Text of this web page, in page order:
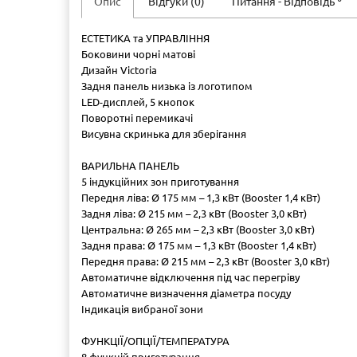
ЕСТЕТИКА та УПРАВЛІННЯ
Боковини чорні матові
Дизайн Victoria
Задня панель низька із логотипом
LED-дисплей, 5 кнопок
Поворотні перемикачі
Висувна скринька для зберігання
ВАРИЛЬНА ПАНЕЛЬ
5 індукційних зон приготування
Передня ліва: Ø 175 мм – 1,3 кВт (Booster 1,4 кВт)
Задня ліва: Ø 215 мм – 2,3 кВт (Booster 3,0 кВт)
Центральна: Ø 265 мм – 2,3 кВт (Booster 3,0 кВт)
Задня права: Ø 175 мм – 1,3 кВт (Booster 1,4 кВт)
Передня права: Ø 215 мм – 2,3 кВт (Booster 3,0 кВт)
Автоматичне відключення під час перегріву
Автоматичне визначення діаметра посуду
Індикація вибраної зони
ФУНКЦІЇ/ОПЦІЇ/ТЕМПЕРАТУРА